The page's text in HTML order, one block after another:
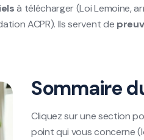
à télécharger (Loi Lemoine,
ACPR). Ils servent de
Sommaire
Cliquez sur une section
point qui vous concerne